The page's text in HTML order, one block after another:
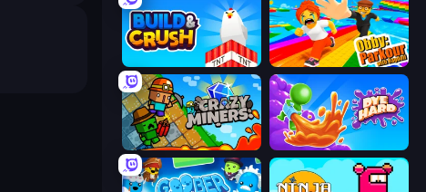
Build and Crush Obby: Parkour with Ragdoll
Crazy Miners Dye Hard